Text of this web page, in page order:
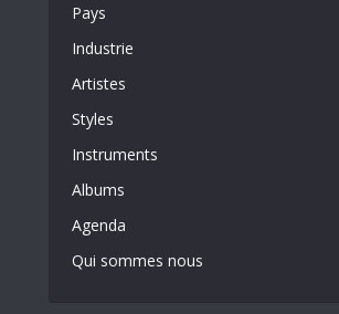
Pays
Industrie
Artistes
Styles
Instruments
Albums
Agenda
Qui sommes nous